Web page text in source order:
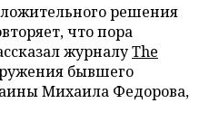
решения
что пора
журналуThe
бывшего
Михаила Федорова,